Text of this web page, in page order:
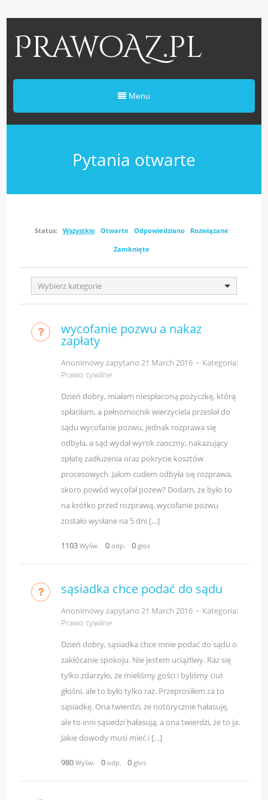
PrawoAZ.pl
Menu
Pytania otwarte
Status: Wszystkie Otwarte Odpowiedziano Rozwiązane
Zamknięte
Wybierz kategorie
wycofanie pozwu a nakaz
zapłaty
Anonimowy zapytano 21 March 2016 ⋅ Kategoria:
Prawo cywilne
Dzień dobry, miałam niespłaconą pożyczkę, którą
spłaciłam, a pełnomocnik wierzyciela przesłał do
sądu wycofanie pozwu, jednak rozprawa się
odbyła, a sąd wydał wyrok zaoczny, nakazujący
spłatę zadłużenia oraz pokrycie kosztów
procesowych. Jakim cudem odbyła się rozprawa,
skoro powód wycofał pozew? Dodam, że było to
na krótko przed rozprawą, wycofanie pozwu
zostało wysłane na 5 dni […]
1103Wyśw. 0odp. 0głos
sąsiadka chce podać do sądu
Anonimowy zapytano 21 March 2016 ⋅ Kategoria:
Prawo cywilne
Dzień dobry, sąsiadka chce mnie podać do sądu o
zakłócanie spokoju. Nie jestem uciążliwy. Raz się
tylko zdarzyło, że mieliśmy gości i byliśmy ciut
głośni, ale to było tylko raz. Przeprosiłem za to
sąsiadkę. Ona twierdzi, że notorycznie hałasuję,
ale to inni sąsiedzi hałasują, a ona twierdzi, że to ja.
Jakie dowody musi mieć i […]
980Wyśw. 0odp. 0głos